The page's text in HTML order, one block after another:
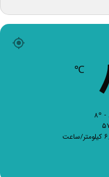
℃
ساعت